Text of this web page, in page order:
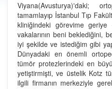
Viyana(Avusturya)'daki;
tamamlayıp İstanbul Tıp
kliniğindeki görevime
vakalarının beni beklediğini,
iyi şekilde ve istediğim gibi
Dünyadaki en önemli
tümör protezlerindeki en
yetiştirmişti, ve üstelik Kotz
ilgili firmanın merkeziyle